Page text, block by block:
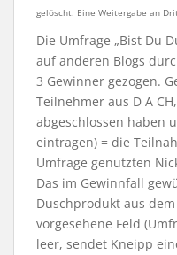
gelöscht. Eine Weitergabe an
Die Umfrage „Bist Du
auf anderen Blogs
3 Gewinner gezogen.
Teilnehmer aus D A
abgeschlossen haben
eintragen) = die
Umfrage genutzten
Das im Gewinnfall
Duschprodukt aus
vorgesehene Feld
leer, sendet Kneipp